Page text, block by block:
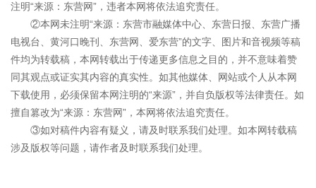
注明“来源：东营网”，违者本网将依法追究责任。
②本网未注明“来源：东营市融媒体中心、东营日报、东营广播
电视台、黄河口晚刊、东营网、爱东营”的文字、图片和音视频等稿
件均为转载稿，本网转载出于传递更多信息之目的，并不意味着赞
同其观点或证实其内容的真实性。如其他媒体、网站或个人从本网
下载使用，必须保留本网注明的“来源”，并自负版权等法律责任。如
擅自篡改为“来源：东营网”，本网将依法追究责任。
③如对稿件内容有疑义，请及时联系我们处理。如本网转载稿
涉及版权等问题，请作者及时联系我们处理。